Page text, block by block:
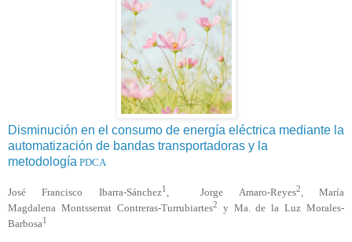
Disminución en el consumo de energía eléctrica mediante la
automatización de bandas transportadoras y la
metodología PDCA
José Francisco Ibarra-Sánchez1 , Jorge Amaro-Reyes2
, María
Magdalena MontsserratContreras-Turrubiartes2
y Ma. de la Luz Morales-
Barbosa1